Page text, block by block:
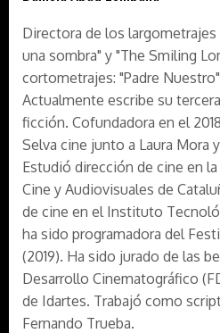
Directora de los largometrajes
una sombra" y "The Smiling
cortometrajes: "Padre Nuestro"
Actualmente escribe su
ficción. Cofundadora en el
Selva cine junto a Laura Mora
Estudió dirección de cine en
Cine y Audiovisuales de
de cine en el Instituto
ha sido programadora del
(2019). Ha sido jurado de las
Desarrollo Cinematográfico
de Idartes. Trabajó como
Fernando Trueba.